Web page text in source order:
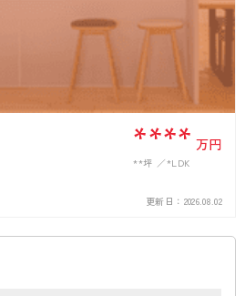
**** 万円
**坪 *LDK
更新日： 2026.08.02